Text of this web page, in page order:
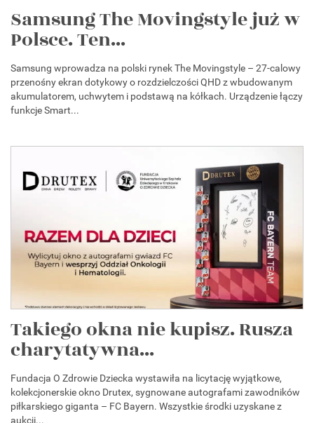
Samsung The Movingstyle już w
Polsce. Ten...
Samsung wprowadza na polski rynek The Movingstyle – 27-calowy
przenośny ekran dotykowy o rozdzielczości QHD z wbudowanym
akumulatorem, uchwytem i podstawą na kółkach. Urządzenie łączy
funkcje Smart...
Takiego okna nie kupisz. Rusza
charytatywna...
Fundacja O Zdrowie Dziecka wystawiła na licytację wyjątkowe,
kolekcjonerskie okno Drutex, sygnowane autografami zawodników
piłkarskiego giganta – FC Bayern. Wszystkie środki uzyskane z
aukcji...